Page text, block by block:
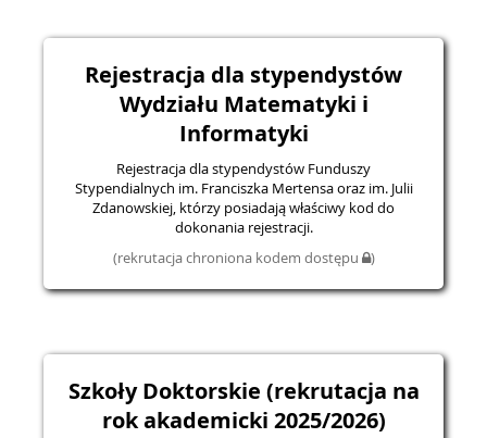
Rejestracja dla stypendystów
Wydziału Matematyki i
Informatyki
Rejestracja dla stypendystów Funduszy
Stypendialnych im. Franciszka Mertensa oraz im. Julii
Zdanowskiej, którzy posiadają właściwy kod do
dokonania rejestracji.
(rekrutacja chroniona kodem dostępu
)
Szkoły Doktorskie (rekrutacja na
rok akademicki 2025/2026)